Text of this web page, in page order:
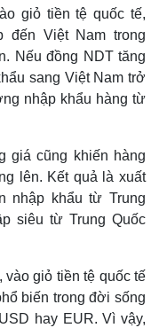
giỏ tiền tệ quốc tế,
đến Việt Nam trong
Nếu đồng NDT tăng
sang Việt Nam trở
nhập khẩu hàng từ
giá cũng khiến hàng
lên. Kết quả là xuất
nhập khẩu từ Trung
siêu từ Trung Quốc
vào giỏ tiền tệ quốc tế
biến trong đời sống
hay EUR. Vì vậy,